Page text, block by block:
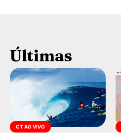
Últimas
CT AO VIVO